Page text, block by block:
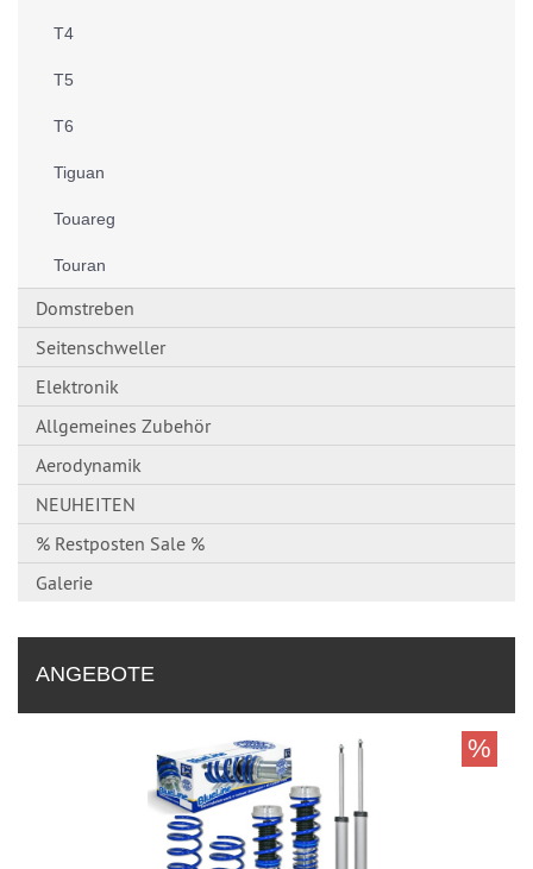
T4
T5
T6
Tiguan
Touareg
Touran
Domstreben
Seitenschweller
Elektronik
Allgemeines Zubehör
Aerodynamik
NEUHEITEN
% Restposten Sale %
Galerie
ANGEBOTE
%